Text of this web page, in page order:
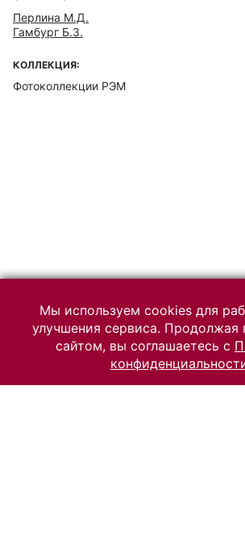
Перлина М.Д.
Гамбург Б.З.
КОЛЛЕКЦИЯ:
Фотоколлекции РЭМ
Мы используем cookies для
улучшения сервиса. Продолжая
сайтом, вы соглашаетесь с